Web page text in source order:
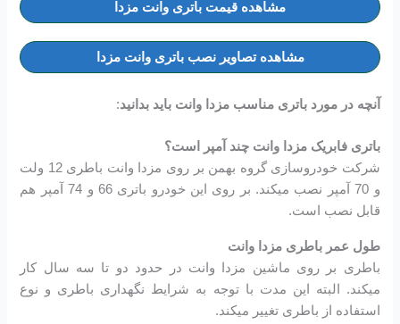
مشاهده قیمت باتری وانت مزدا
مشاهده تصاویر نصب باتری وانت مزدا
آنچه در مورد باتری مناسب مزدا وانت باید بدانید:
باتری فابریک مزدا وانت چند آمپر است؟
شرکت خودروسازی گروه بهمن بر روی مزدا وانت باطری 12 ولت
و 70 آمپر نصب میکند. بر روی این خودرو باتری 66 و 74 آمپر هم
قابل نصب است.
طول عمر باطری مزدا وانت
باطری بر روی ماشین مزدا وانت در حدود دو تا سه سال کار
میکند. البته این مدت با توجه به شرایط نگهداری باطری و نوع
استفاده از باطری تغییر میکند.